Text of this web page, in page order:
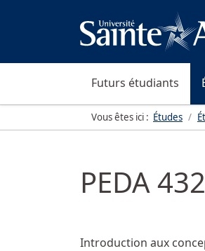
Futurs étudiants
Vous êtes ici : Études
PEDA
Introduction aux